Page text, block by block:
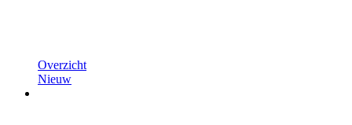
Overzicht
Nieuw